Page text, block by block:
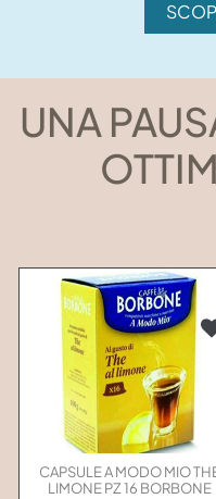
UNA
CAPSULE A MODO MIO
LIMONE PZ 16 BORBONE